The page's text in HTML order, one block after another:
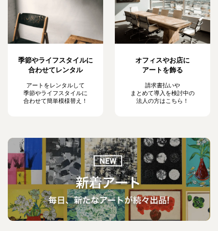
季節やライフスタイルに
合わせてレンタル
アートをレンタルして
季節やライフスタイルに
合わせて簡単模様替え！
オフィスやお店に
アートを飾る
請求書払いや
まとめて導入を検討中の
法人の方はこちら！